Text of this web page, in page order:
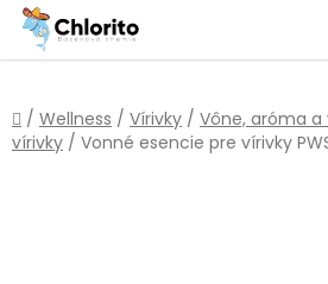
Prejsť
obsah
Domov
/ Wellness / Vírivky / Vône, aróma
vírivky / Vonné esencie pre vírivky